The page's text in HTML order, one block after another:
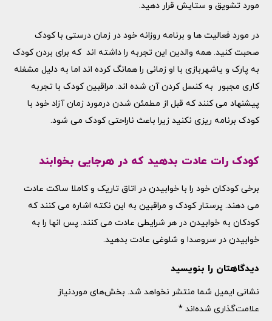
مورد تشویق و ستایش قرار دهید.
در مورد فعالیت ها و برنامه روزانه خود در زمان درستی با کودک
صحبت کنید. همه والدین این تجربه را داشته اند که برای بردن کودک
به پارک و یاشهربازی با او زمانی را همانگ کرده اند اما به دلیل مشغله
کاری مجبور به کنسل کردن آن شده اند. مراقبین کودک با تجربه
پیشنهاد می کنند که قبل از مطمئن شدن درمورد زمان آزاد خود با
کودک برنامه ریزی نکنید زیرا باعث ناراحتی کودک می شود.
کودک رات عادت بدهید که در هرجایی بخوابند
برخی کودکان خود را با خوابیدن در اتاق تاریک و کاملا ساکت عادت
می دهند. پرستار کودک و مراقبین به این نکته اشاره می کنند که
کودکان به خوابیدن در هر شرایطی عادت می کنند. پس انها را به
خوابیدن در سروصدا و شلوغی عادت بدهید.
دیدگاهتان را بنویسید
نشانی ایمیل شما منتشر نخواهد شد. بخش‌های موردنیاز
علامت‌گذاری شده‌اند *